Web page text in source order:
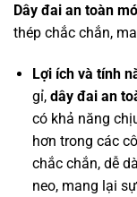
Dây đai an toàn
thép chắc chắn,
Lợi ích và tính
gỉ, dây đai an
có khả năng
hơn trong các
chắc chắn, dễ
neo, mang lại